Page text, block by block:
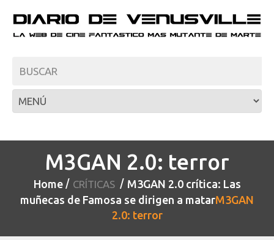
M3GAN 2.0: terror
Home CRÍTICAS
M3GAN 2.0 crítica: Las
muñecas de Famosa se dirigen a matarM3GAN
2.0: terror